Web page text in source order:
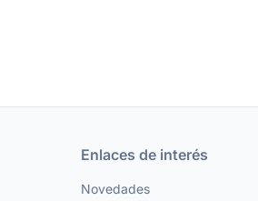
Enlaces de interés
Novedades